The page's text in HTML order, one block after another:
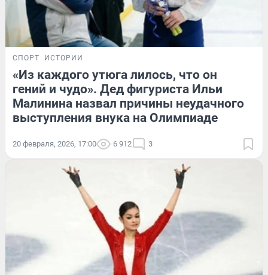
СПОРТ ИСТОРИИ
«Из каждого утюга лилось, что он
гений и чудо». Дед фигуриста Ильи
Малинина назвал причины неудачного
выступления внука на Олимпиаде
20 февраля, 2026, 17:00 6 912 3